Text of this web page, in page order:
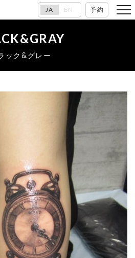
JA EN 予約
ック&グレー